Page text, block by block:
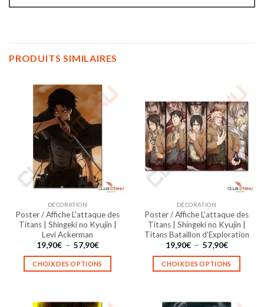
PRODUITS SIMILAIRES
DÉCORATION
Poster / Affiche L’attaque des
Titans | Shingeki no Kyujin |
Levi Ackerman
19,90€ – 57,90€Plage
prix :
19,90€
CHOIX DES OPTIONS
a
DÉCORATION
Poster / Affiche L’attaque des
Titans | Shingeki no Kyujin |
Titans Bataillon d’Exploration
19,90€ – 57,90€Plage
prix :
19,90€
CHOIX DES OPTIONS
a